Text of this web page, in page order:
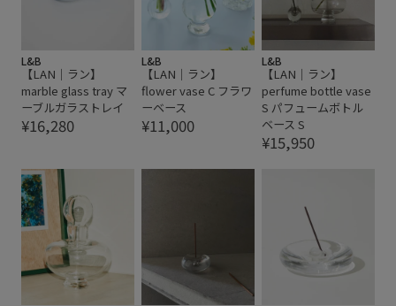
L&B
【LAN｜ラン】
marble glass tray マ
ーブルガラストレイ
¥16,280
L&B
【LAN｜ラン】
flower vase C フラワ
ーベース
¥11,000
L&B
【LAN｜ラン】
perfume bottle vase
S パフュームボトル
ベース S
¥15,950